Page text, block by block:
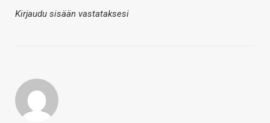
Kirjaudu sisään vastataksesi